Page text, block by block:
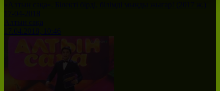
«Алтын сақа». Білекті бірді, білімді мыңды жығар! (2017 ж.)
17-04-2018
Алтын сақа
17.04.2018, 10:46